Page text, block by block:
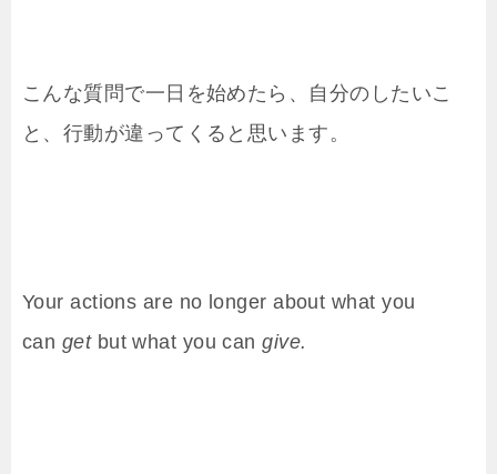
こんな質問で一日を始めたら、自分のしたいこ
と、行動が違ってくると思います。
Your actions are no longer about what you
can get but what you cangive.